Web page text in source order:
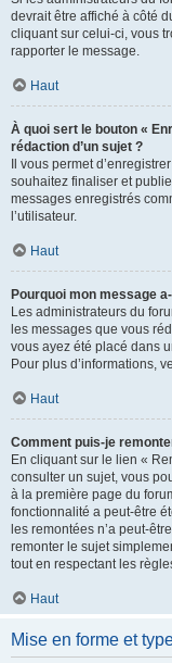
devrait être affiché à côté
cliquant sur celui-ci, vous
rapporter le message.
Haut
À quoi sert le bouton «
rédaction d’un sujet ?
Il vous permet
souhaitez finaliser et
messages enregistrés
l’utilisateur.
Haut
Pourquoi mon message
Les administrateurs du
les messages que vous
vous ayez été placé dans
Pour plus d’informations,
Haut
Comment puis-je
En cliquant sur le lien «
consulter un sujet, vous
à la première page du
fonctionnalité a peut-être
les remontées n’a peut-
remonter le sujet
tout en respectant les
Haut
Mise en forme et